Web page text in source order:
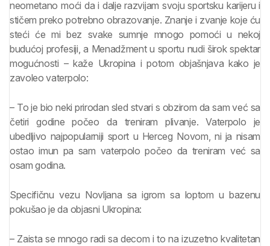
neometano moći da i dalje razvijam svoju sportsku karijeru i
stičem preko potrebno obrazovanje. Znanje i zvanje koje ću
steći će mi bez svake sumnje mnogo pomoći u nekoj
budućoj profesiji, a Menadžment u sportu nudi širok spektar
mogućnosti – kaže Ukropina i potom objašnjava kako je
zavoleo vaterpolo:
– To je bio neki prirodan sled stvari s obzirom da sam već sa
četiri godine počeo da treniram plivanje. Vaterpolo je
ubedljivo najpopularniji sport u Herceg Novom, ni ja nisam
ostao imun pa sam vaterpolo počeo da treniram već sa
osam godina.
Specifičnu vezu Novljana sa igrom sa loptom u bazenu
pokušao je da objasni Ukropina:
– Zaista se mnogo radi sa decom i to na izuzetno kvalitetan